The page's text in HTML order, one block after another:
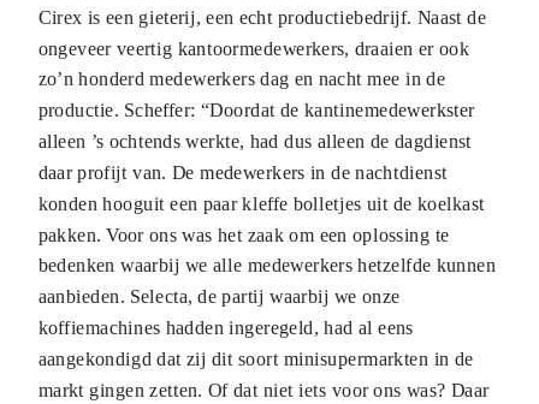
Cirex is een gieterij, een echt productiebedrijf. Naast de
ongeveer veertig kantoormedewerkers, draaien er ook
zo’n honderd medewerkers dag en nacht mee in de
productie. Scheffer: “Doordat de kantinemedewerkster
alleen ’s ochtends werkte, had dus alleen de dagdienst
daar profijt van. De medewerkers in de nachtdienst
konden hooguit een paar kleffe bolletjes uit de koelkast
pakken. Voor ons was het zaak om een oplossing te
bedenken waarbij we alle medewerkers hetzelfde kunnen
aanbieden. Selecta, de partij waarbij we onze
koffiemachines hadden ingeregeld, had al eens
aangekondigd dat zij dit soort minisupermarkten in de
markt gingen zetten. Of dat niet iets voor ons was? Daar